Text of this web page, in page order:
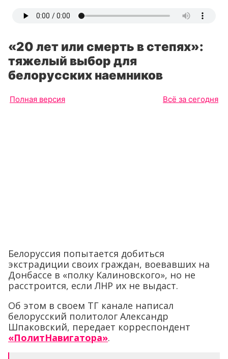
«20 лет или смерть в степях»:
тяжелый выбор для
белорусских наемников
Полная версия Всё за сегодня
Белоруссия попытается добиться
экстрадиции своих граждан, воевавших на
Донбассе в «полку Калиновского», но не
расстроится, если ЛНР их не выдаст.
Об этом в своем ТГ канале написал
белорусский политолог Александр
Шпаковский, передает корреспондент
«ПолитНавигатора».